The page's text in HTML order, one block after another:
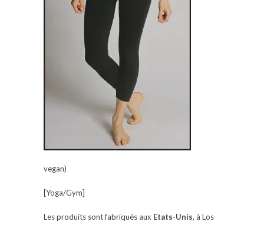
vegan)
[Yoga/Gym]
Les produits sont fabriqués aux Etats-Unis, à Los